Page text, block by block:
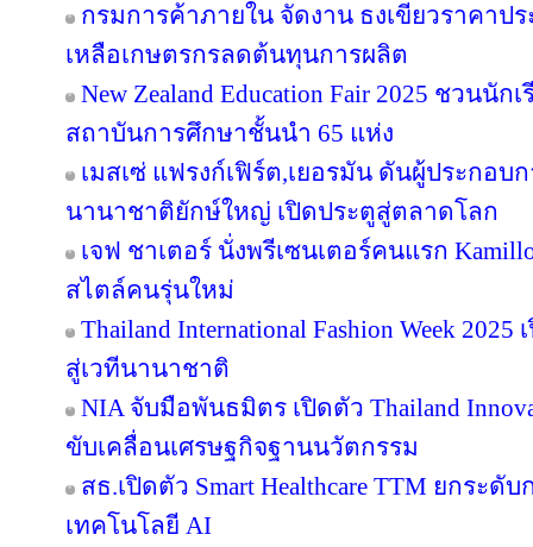
กรมการค้าภายใน จัดงาน ธงเขียวราคาป
เหลือเกษตรกรลดต้นทุนการผลิต
New Zealand Education Fair 2025 ชวนนั
สถาบันการศึกษาชั้นนำ 65 แห่ง
เมสเซ่ แฟรงก์เฟิร์ต,เยอรมัน ดันผู้ประกอบ
นานาชาติยักษ์ใหญ่ เปิดประตูสู่ตลาดโลก
เจฟ ชาเตอร์ นั่งพรีเซนเตอร์คนแรก
สไตล์คนรุ่นใหม่
Thailand International Fashion Week
สู่เวทีนานาชาติ
NIA จับมือพันธมิตร เปิดตัว Thailand
ขับเคลื่อนเศรษฐกิจฐานนวัตกรรม
สธ.เปิดตัว Smart Healthcare TTM ยกระ
เทคโนโลยี AI